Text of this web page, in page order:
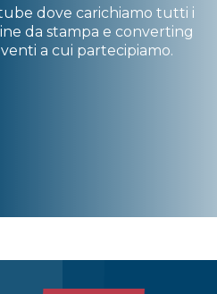
dove carichiamo tutti i
da stampa e converting
a cui partecipiamo.